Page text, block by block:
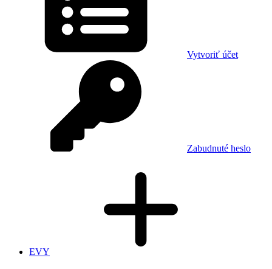
Vytvoriť účet
Zabudnuté heslo
EVY